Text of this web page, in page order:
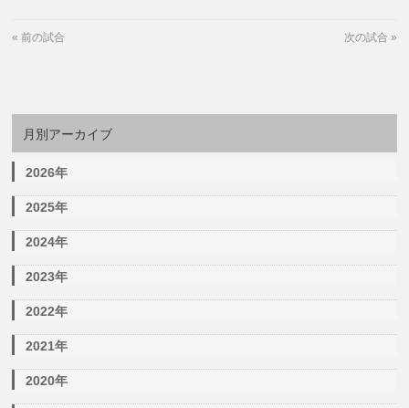
«前の試合 次の試合 »
月別アーカイブ
2026年
2025年
2024年
2023年
2022年
2021年
2020年